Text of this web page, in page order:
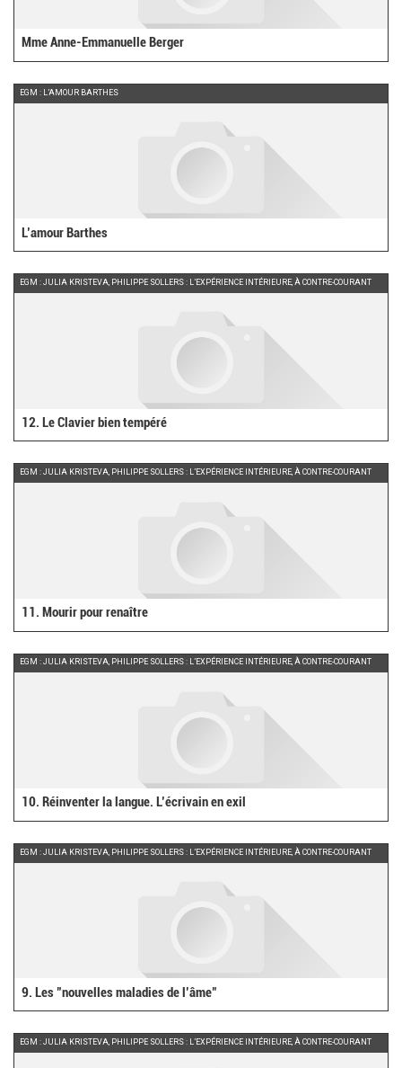
Mme Anne-Emmanuelle Berger
EGM : L’AMOUR BARTHES
L’amour Barthes
EGM : JULIA KRISTEVA, PHILIPPE SOLLERS : L’EXPÉRIENCE INTÉRIEURE, À CONTRE-COURANT
12. Le Clavier bien tempéré
EGM : JULIA KRISTEVA, PHILIPPE SOLLERS : L’EXPÉRIENCE INTÉRIEURE, À CONTRE-COURANT
11. Mourir pour renaître
EGM : JULIA KRISTEVA, PHILIPPE SOLLERS : L’EXPÉRIENCE INTÉRIEURE, À CONTRE-COURANT
10. Réinventer la langue. L’écrivain en exil
EGM : JULIA KRISTEVA, PHILIPPE SOLLERS : L’EXPÉRIENCE INTÉRIEURE, À CONTRE-COURANT
9. Les "nouvelles maladies de l’âme"
EGM : JULIA KRISTEVA, PHILIPPE SOLLERS : L’EXPÉRIENCE INTÉRIEURE, À CONTRE-COURANT